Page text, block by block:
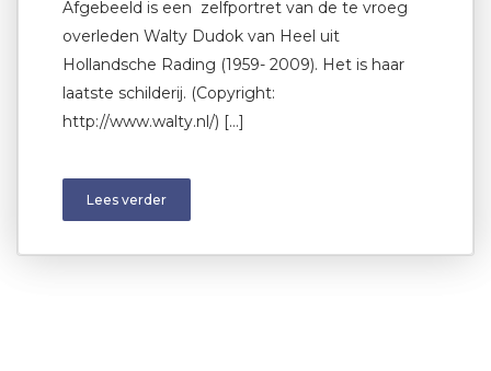
Afgebeeld is een zelfportret van de te vroeg
overleden Walty Dudok van Heel uit
Hollandsche Rading (1959- 2009). Het is haar
laatste schilderij. (Copyright:
http://www.walty.nl/) […]
Lees verder